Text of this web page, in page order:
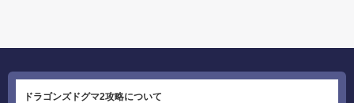
ドラゴンズドグマ2攻略について